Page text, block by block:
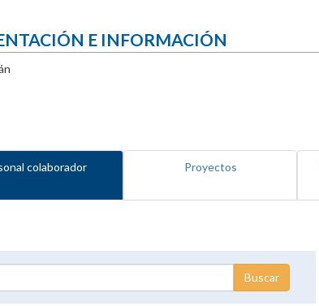
E INFORMACIÓN
colaborador Proyectos